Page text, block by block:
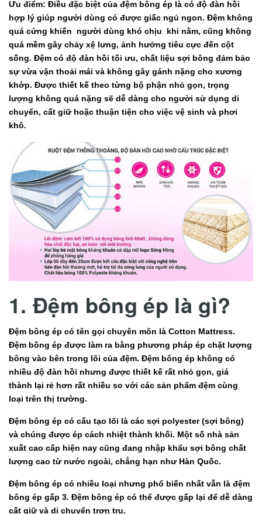
Ưu điểm: Điều đặc biệt của đệm bông ép là có độ đàn hồi
hợp lý giúp người dùng có được giấc ngủ ngon. Đệm không
quá cứng khiến người dùng khó chịu khi nằm, cũng không
quá mềm gây chảy xệ lưng, ảnh hưởng tiêu cực đến cột
sống. Đệm có độ đàn hồi tối ưu, chất liệu sợi bông đảm bảo
sự vừa vặn thoải mái và không gây gánh nặng cho xương
khớp. Được thiết kế theo từng bộ phận nhỏ gọn, trọng
lượng không quá nặng sẽ dễ dàng cho người sử dụng di
chuyển, cất giữ hoặc thuận tiện cho việc vệ sinh và phơi
khô.
1. Đệm bông ép là gì?
Đệm bông ép có tên gọi chuyên môn là Cotton Mattress.
Đệm bông ép được làm ra bằng phương pháp ép chặt lượng
bông vào bên trong lõi của đệm. Đệm bông ép không có
nhiều độ đàn hồi nhưng được thiết kế rất nhỏ gọn, giá
thành lại rẻ hơn rất nhiều so với các sản phẩm đệm cùng
loại trên thị trường.
Đệm bông ép có cấu tạo lõi là các sợi polyester (sợi bông)
và chúng được ép cách nhiệt thành khối. Một số nhà sản
xuất cao cấp hiện nay cũng đang nhập khẩu sợi bông chất
lượng cao từ nước ngoài, chẳng hạn như Hàn Quốc.
Đệm bông ép có nhiều loại nhưng phổ biến nhất vẫn là đệm
bông ép gấp 3. Đệm bông ép có thể được gấp lại để dễ dàng
cất giữ và di chuyển trơn tru.